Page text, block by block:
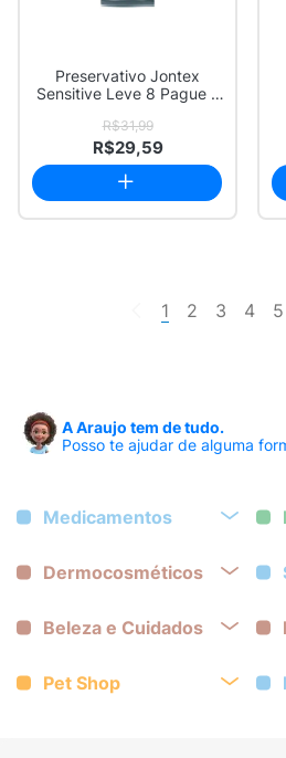
Preservativo Jontex
Sensitive Leve 8 Pague 7
R$31,99
R$29,59
1 2 3 4 5
A Araujo tem de tudo.
Posso te ajudar de alguma
Medicamentos
Dermocosméticos
Beleza e Cuidados
Pet Shop